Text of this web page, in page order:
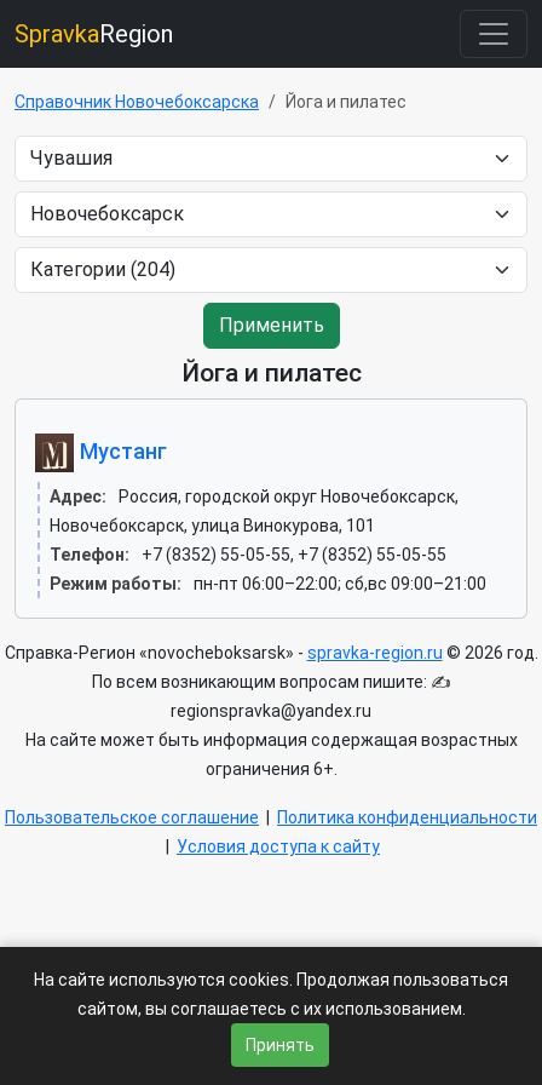
SpravkaRegion
Справочник Новочебоксарска Йога и пилатес
Применить
Йога и пилатес
Мустанг
Адрес:
Россия, городской округ Новочебоксарск,
Новочебоксарск, улица Винокурова, 101
Телефон:
+7 (8352) 55-05-55, +7 (8352) 55-05-55
Режим работы:
пн-пт 06:00–22:00; сб,вс 09:00–21:00
Справка-Регион «novocheboksarsk» - spravka-region.ru © 2026 год.
По всем возникающим вопросам пишите: ✍
regionspravka@yandex.ru
На сайте может быть информация содержащая возрастных
ограничения 6+.
Пользовательское соглашение
Политика конфиденциальности
Условия доступа к сайту
На сайте используются cookies. Продолжая пользоваться
сайтом, вы соглашаетесь с их использованием.
Принять